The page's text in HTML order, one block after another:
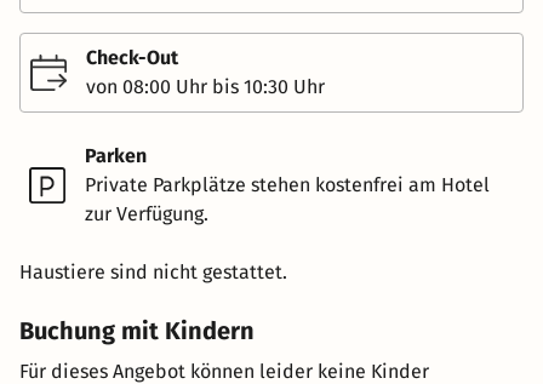
Check-Out
von 08:00 Uhr bis 10:30 Uhr
Parken
Private Parkplätze stehen kostenfrei am Hotel
zur Verfügung.
Haustiere sind nicht gestattet.
Buchung mit Kindern
Für dieses Angebot können leider keine Kinder